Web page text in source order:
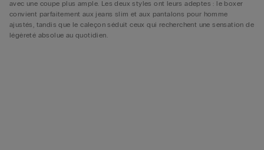
avec une coupe plus ample. Les deux styles ont leurs adeptes : le boxer
convient parfaitement aux jeans slim et aux pantalons pour homme
ajustés, tandis que le caleçon séduit ceux qui recherchent une sensation de
légèreté absolue au quotidien.